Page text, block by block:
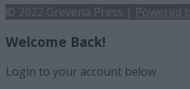
© 2022 Grevena Press | Powered
Welcome Back!
Login to your account below